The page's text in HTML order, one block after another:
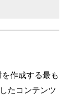
作成する最も
たコンテンツ